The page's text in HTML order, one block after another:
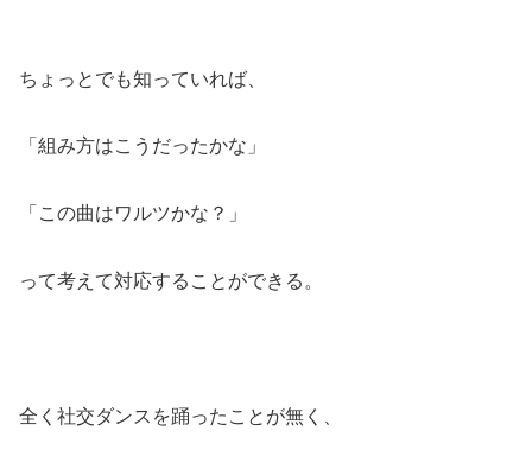
ちょっとでも知っていれば、
「組み方はこうだったかな」
「この曲はワルツかな？」
って考えて対応することができる。
全く社交ダンスを踊ったことが無く、